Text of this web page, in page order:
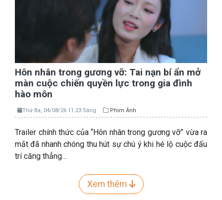
Hôn nhân trong gương vỡ: Tai nạn bí ẩn mở
màn cuộc chiến quyền lực trong gia đình
hào môn
Thứ Ba, 04/08/26 11:23 Sáng Phim Ảnh
Trailer chính thức của “Hôn nhân trong gương vỡ” vừa ra
mắt đã nhanh chóng thu hút sự chú ý khi hé lộ cuộc đấu
trí căng thẳng…
Xem thêm